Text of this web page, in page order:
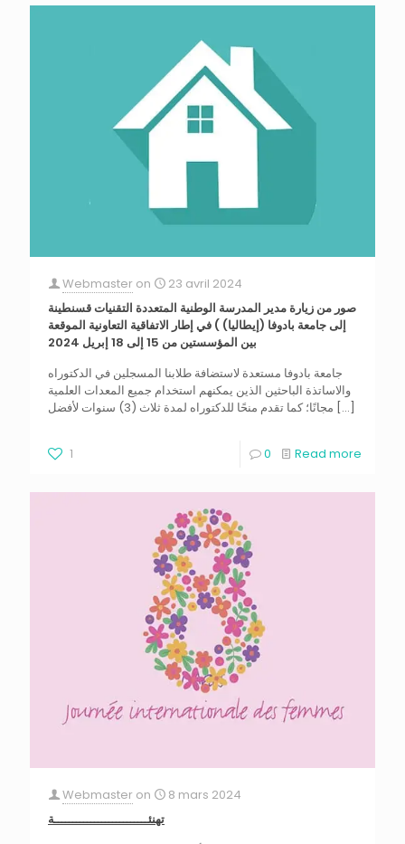
Webmaster on
23 avril 2024
صور من زيارة مدير المدرسة الوطنية المتعددة التقنيات قسنطينة
إلى جامعة بادوفا (إيطاليا) ) في إطار الاتفاقية التعاونية الموقعة
بين المؤسستين من 15 إلى 18 إبريل 2024
جامعة بادوفا مستعدة لاستضافة طلابنا المسجلين في الدكتوراه
والاساتذة الباحثين الذين يمكنهم استخدام جميع المعدات العلمية
مجانًا؛ كما تقدم منحًا للدكتوراه لمدة ثلاث (3) سنوات لأفضل […]
1 0 Read more
Webmaster on
8 mars 2024
تهنئــــــــــــــــــــــــــة